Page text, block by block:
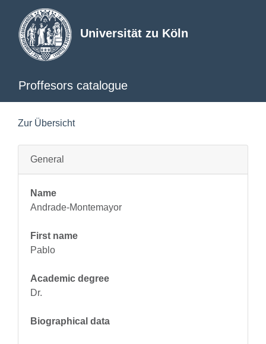
Universität zu Köln
Proffesors catalogue
Zur Übersicht
General
Name
Andrade-Montemayor
First name
Pablo
Academic degree
Dr.
Biographical data